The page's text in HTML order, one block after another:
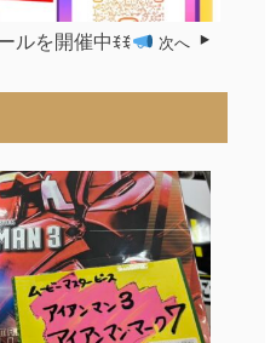
を開催中ꉂꉂ 次へ